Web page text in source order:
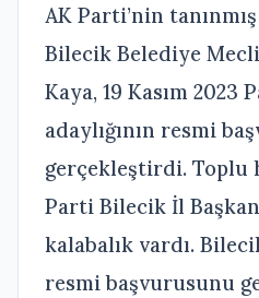
AK Parti’nin
Bilecik Belediye
Kaya, 19 Kasım 2023
adaylığının resmi
gerçekleştirdi. Toplu
Parti Bilecik İl
kalabalık vardı.
resmi başvurusunu